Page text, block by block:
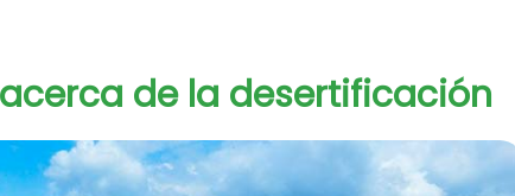
de la desertificación